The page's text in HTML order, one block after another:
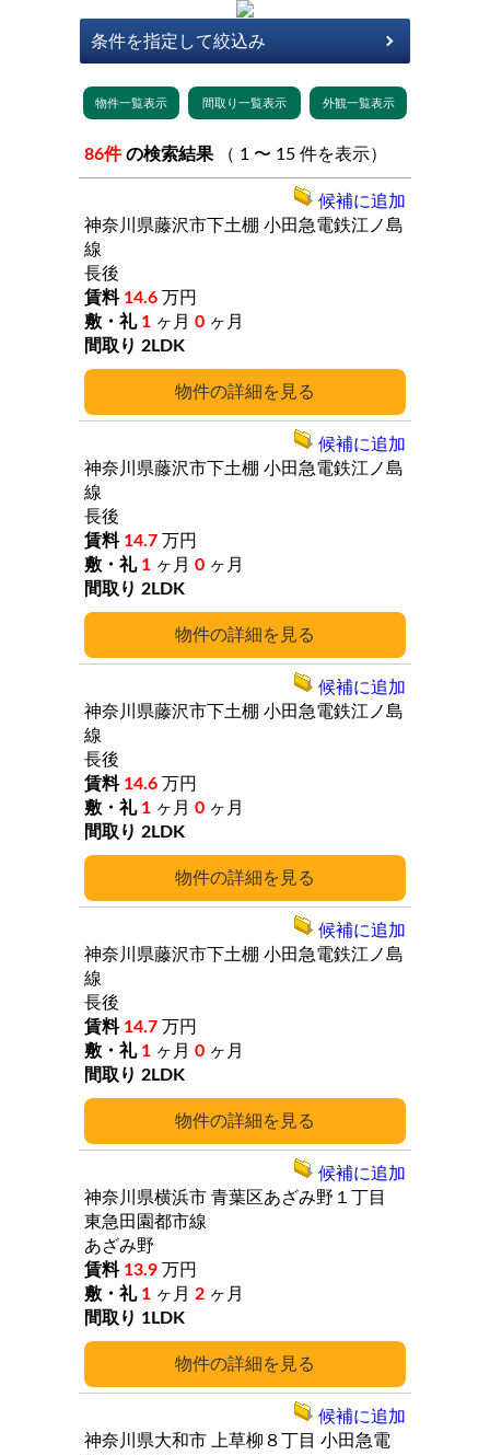
86件 の検索結果 （ 1 〜 15 件を表示）
詳細
神奈川県藤沢市下土棚 小田急電鉄江ノ島
線
長後
14.6 万円
1 ヶ月 0 ヶ月
2LDK
候補に追加
詳細
神奈川県藤沢市下土棚 小田急電鉄江ノ島
線
長後
14.7 万円
1 ヶ月 0 ヶ月
2LDK
候補に追加
詳細
神奈川県藤沢市下土棚 小田急電鉄江ノ島
線
長後
14.6 万円
1 ヶ月 0 ヶ月
2LDK
候補に追加
詳細
神奈川県藤沢市下土棚 小田急電鉄江ノ島
線
長後
14.7 万円
1 ヶ月 0 ヶ月
2LDK
候補に追加
詳細
神奈川県横浜市 青葉区あざみ野１丁目
東急田園都市線
あざみ野
13.9 万円
1 ヶ月 2 ヶ月
1LDK
候補に追加
神奈川県大和市 上草柳８丁目 小田急電
候補に追加